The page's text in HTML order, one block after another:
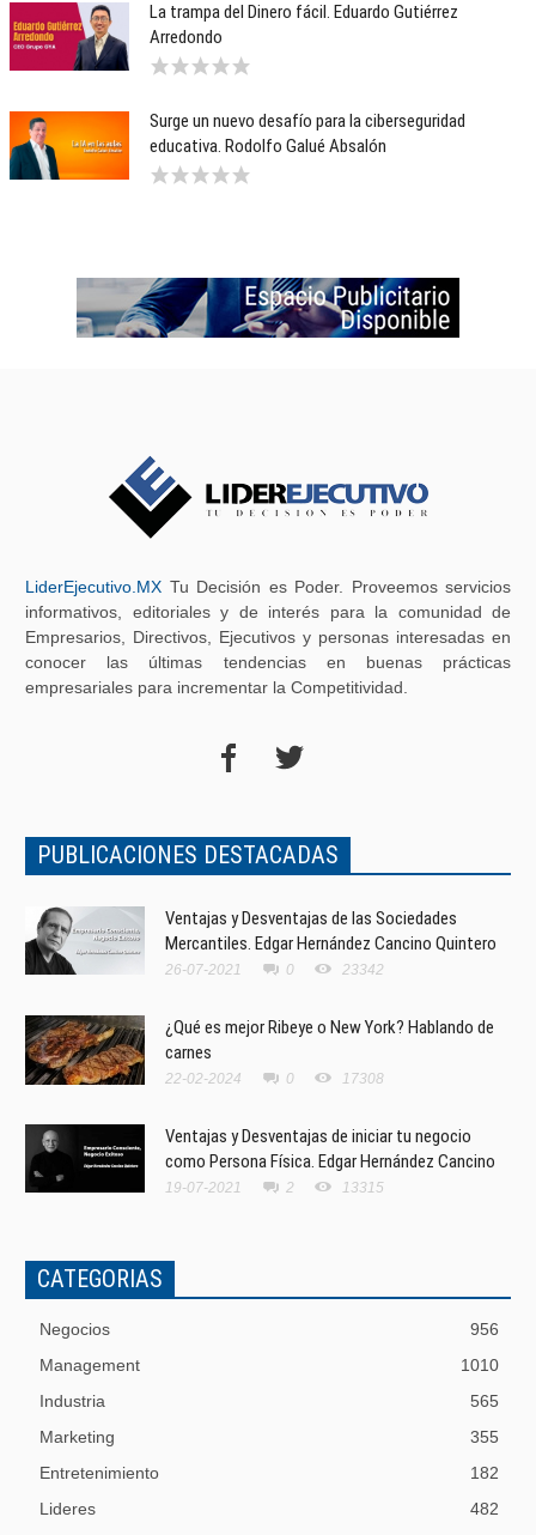
La trampa del Dinero fácil. Eduardo Gutiérrez
Arredondo
Surge un nuevo desafío para la ciberseguridad
educativa. Rodolfo Galué Absalón
LiderEjecutivo.MX Tu Decisión es Poder. Proveemos servicios
informativos, editoriales y de interés para la comunidad de
Empresarios, Directivos, Ejecutivos y personas interesadas en
conocer las últimas tendencias en buenas prácticas
empresariales para incrementar la Competitividad.
PUBLICACIONES DESTACADAS
Ventajas y Desventajas de las Sociedades
Mercantiles. Edgar Hernández Cancino Quintero
26-07-2021 0 23342
¿Qué es mejor Ribeye o New York? Hablando de
carnes
22-02-2024 0 17308
Ventajas y Desventajas de iniciar tu negocio
como Persona Física. Edgar Hernández Cancino
19-07-2021 2 13315
CATEGORIAS
Negocios
956
Management
1010
Industria
565
Marketing
355
Entretenimiento
182
Lideres
482